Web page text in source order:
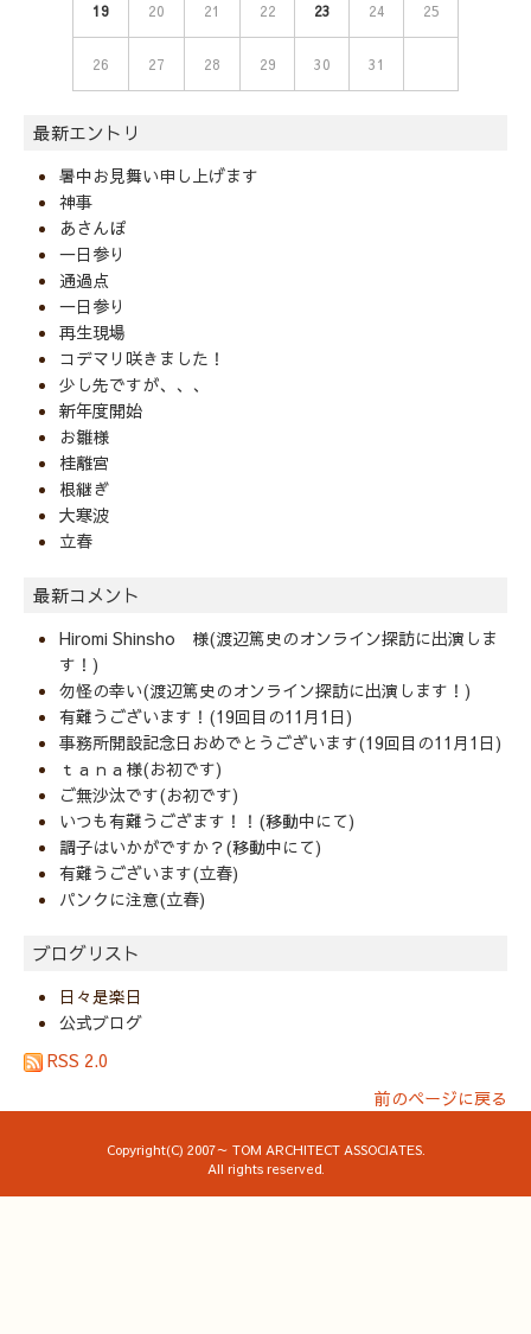
19 20 21 22 23 24 25
26 27 28 29 30 31
最新エントリ
暑中お見舞い申し上げます
神事
あさんぽ
一日参り
通過点
一日参り
再生現場
コデマリ咲きました！
少し先ですが、、、
新年度開始
お雛様
桂離宮
根継ぎ
大寒波
立春
最新コメント
Hiromi Shinsho 様(渡辺篤史のオンライン探訪に出演しま
す！)
勿怪の幸い(渡辺篤史のオンライン探訪に出演します！)
有難うございます！(19回目の11月1日)
事務所開設記念日おめでとうございます(19回目の11月1日)
ｔａｎａ様(お初です)
ご無沙汰です(お初です)
いつも有難うござます！！(移動中にて)
調子はいかがですか？(移動中にて)
有難うございます(立春)
パンクに注意(立春)
ブログリスト
日々是楽日
公式ブログ
RSS 2.0
前のページに戻る
Copyright(C) 2007～ TOM ARCHITECT ASSOCIATES.
All rights reserved.